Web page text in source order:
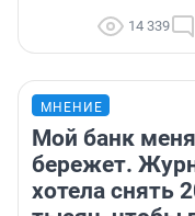
14 339
МНЕНИЕ
Мой банк меня
бережет.
хотела снять